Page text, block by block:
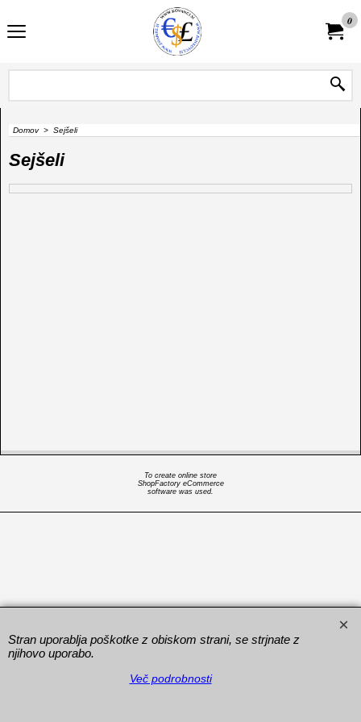
0
Domov> Sejšeli
Sejšeli
To create online store
ShopFactory eCommerce
software was used.
Stran uporablja poškotke z obiskom strani, se strjnate z
njihovo uporabo.
Več podrobnosti